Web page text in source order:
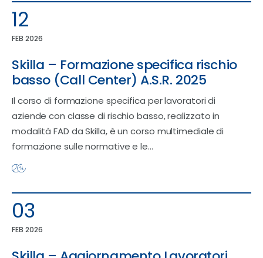
12
FEB 2026
Skilla – Formazione specifica rischio
basso (Call Center) A.S.R. 2025
Il corso di formazione specifica per lavoratori di
aziende con classe di rischio basso, realizzato in
modalità FAD da Skilla, è un corso multimediale di
formazione sulle normative e le…
03
FEB 2026